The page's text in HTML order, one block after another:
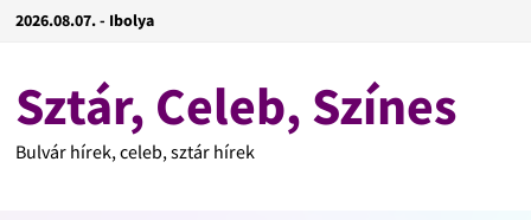
2026.08.07. - Ibolya
Sztár, Celeb, Színes
Bulvár hírek, celeb, sztár hírek